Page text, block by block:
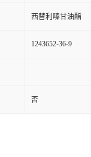
西替利嗪甘油酯
1243652-36-9
否